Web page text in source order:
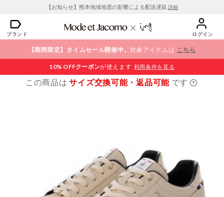
【お知らせ】熊本地域地震の影響による配送遅延 詳細
ブランド ログイン
【期間限定】タイムセール開催中。対象アイテムは こちら
10% OFFクーポンが使えます 利用条件を見る
この商品はサイズ交換可能・返品可能 です